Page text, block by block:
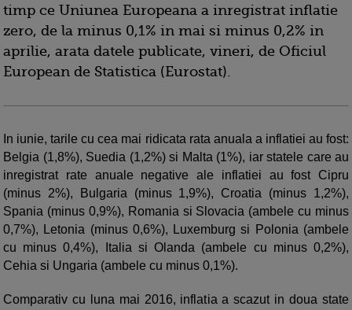
timp ce Uniunea Europeana a inregistrat inflatie
zero, de la minus 0,1% in mai si minus 0,2% in
aprilie, arata datele publicate, vineri, de Oficiul
European de Statistica (Eurostat).
In iunie, tarile cu cea mai ridicata rata anuala a inflatiei au fost:
Belgia (1,8%), Suedia (1,2%) si Malta (1%), iar statele care au
inregistrat rate anuale negative ale inflatiei au fost Cipru
(minus 2%), Bulgaria (minus 1,9%), Croatia (minus 1,2%),
Spania (minus 0,9%), Romania si Slovacia (ambele cu minus
0,7%), Letonia (minus 0,6%), Luxemburg si Polonia (ambele
cu minus 0,4%), Italia si Olanda (ambele cu minus 0,2%),
Cehia si Ungaria (ambele cu minus 0,1%).
Comparativ cu luna mai 2016, inflatia a scazut in doua state